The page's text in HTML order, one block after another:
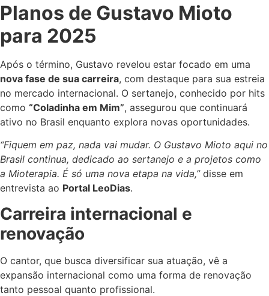
Planos de Gustavo Mioto
para 2025
Após o término, Gustavo revelou estar focado em uma
nova fase de sua carreira, com destaque para sua estreia
no mercado internacional. O sertanejo, conhecido por hits
como “Coladinha em Mim”, assegurou que continuará
ativo no Brasil enquanto explora novas oportunidades.
“Fiquem em paz, nada vai mudar. O Gustavo Mioto aqui no
Brasil continua, dedicado ao sertanejo e a projetos como
a Mioterapia. É só uma nova etapa na vida,”disse em
entrevista ao Portal LeoDias.
Carreira internacional e
renovação
O cantor, que busca diversificar sua atuação, vê a
expansão internacional como uma forma de renovação
tanto pessoal quanto profissional.